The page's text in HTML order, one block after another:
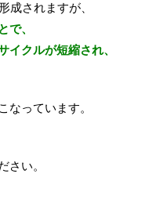
成されますが、
で、
イクルが短縮され、
なっています。
さい。